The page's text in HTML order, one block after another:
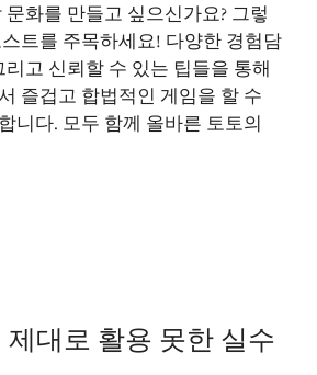
화를 만들고 싶으신가요? 그렇
트를 주목하세요! 다양한 경험담
고 신뢰할 수 있는 팁들을 통해
즐겁고 합법적인 게임을 할 수
니다. 모두 함께 올바른 토토의
제대로 활용 못한 실수